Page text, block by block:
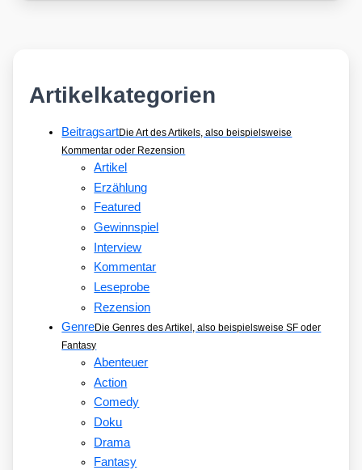
Artikelkategorien
BeitragsartDie Art des Artikels, also beispielsweise
Kommentar oder Rezension
Artikel
Erzählung
Featured
Gewinnspiel
Interview
Kommentar
Leseprobe
Rezension
GenreDie Genres des Artikel, also beispielsweise SF oder
Fantasy
Abenteuer
Action
Comedy
Doku
Drama
Fantasy